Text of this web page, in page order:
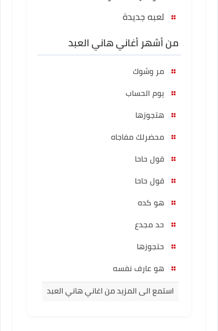
لعبه جديدة
من أشهر أغاني هاني العبد
مر وشوك
يوم الحساب
هتجوزها
محضرلك مفاجاه
قول حاحا
قول حاحا
هو كده
حد مجدع
حتجوزها
هو عارف نفسه
استمع الى المزيد من اغاني هاني العبد